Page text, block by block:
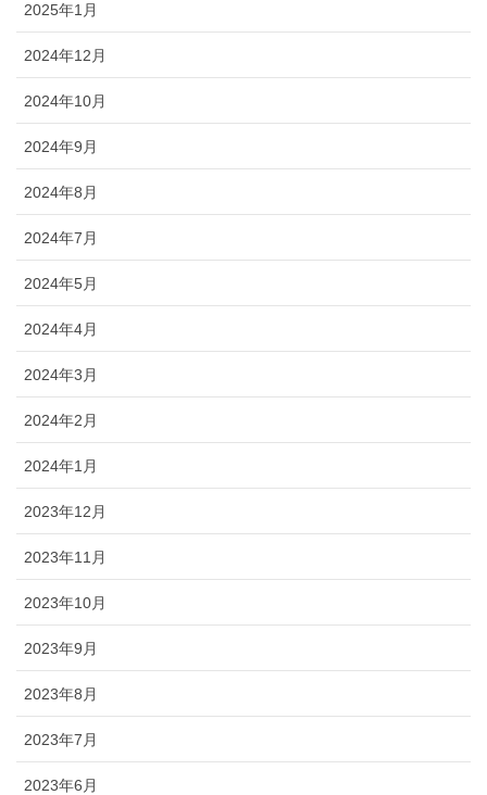
2025年1月
2024年12月
2024年10月
2024年9月
2024年8月
2024年7月
2024年5月
2024年4月
2024年3月
2024年2月
2024年1月
2023年12月
2023年11月
2023年10月
2023年9月
2023年8月
2023年7月
2023年6月